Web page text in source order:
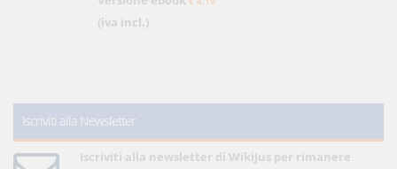
(iva incl.)
Iscriviti alla Newsletter
Iscriviti alla newsletter di WikiJus per rimanere